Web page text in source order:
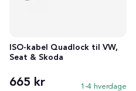
ISO-kabel Quadlock til VW,
Seat & Skoda
665 kr 1-4 hverdage